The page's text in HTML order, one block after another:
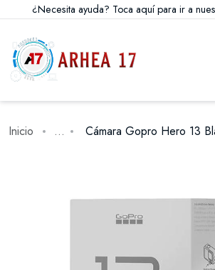
¿Necesita ayuda? Toca aquí para ir a
Inicio ... Cámara Gopro Hero 13